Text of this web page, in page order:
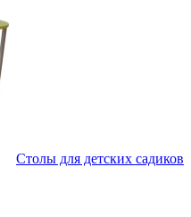
Столы для детских садиков